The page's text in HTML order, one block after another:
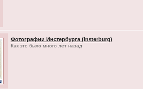
Фотографии Инстербурга (Insterburg)
Как это было много лет назад